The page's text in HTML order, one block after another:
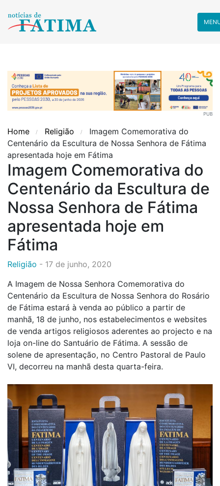
PUB
Home Religião
Imagem Comemorativa do
Centenário da Escultura de Nossa Senhora de Fátima
apresentada hoje em Fátima
Imagem Comemorativa do
Centenário da Escultura de
Nossa Senhora de Fátima
apresentada hoje em
Fátima
Religião - 17 de junho, 2020
A Imagem de Nossa Senhora Comemorativa do
Centenário da Escultura de Nossa Senhora do Rosário
de Fátima estará à venda ao público a partir de
manhã, 18 de junho, nos estabelecimentos e websites
de venda artigos religiosos aderentes ao projecto e na
loja on-line do Santuário de Fátima. A sessão de
solene de apresentação, no Centro Pastoral de Paulo
VI, decorreu na manhã desta quarta-feira.